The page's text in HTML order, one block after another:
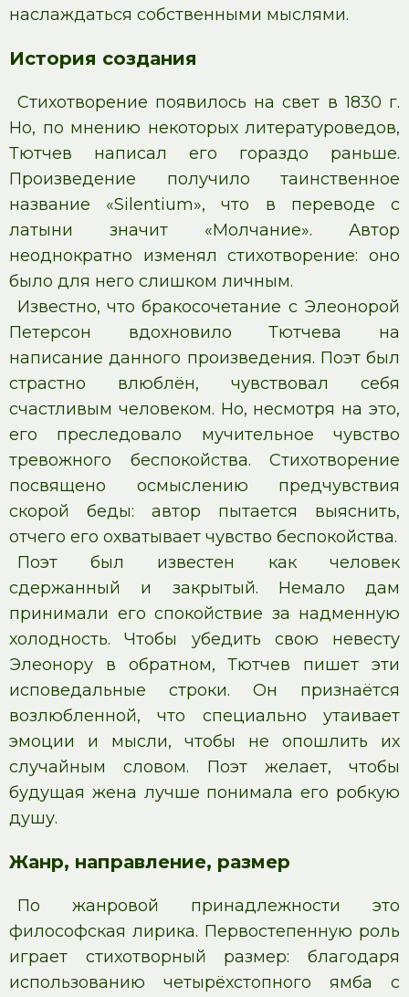
наслаждаться собственными мыслями.
История создания
Стихотворение появилось на свет в 1830 г.
Но, по мнению некоторых литературоведов,
Тютчев написал его гораздо раньше.
Произведение получило таинственное
название «Silentium», что в переводе с
латыни значит «Молчание». Автор
неоднократно изменял стихотворение: оно
было для него слишком личным.
Известно, что бракосочетание с Элеонорой
Петерсон вдохновило Тютчева на
написание данного произведения. Поэт был
страстно влюблён, чувствовал себя
счастливым человеком. Но, несмотря на это,
его преследовало мучительное чувство
тревожного беспокойства. Стихотворение
посвящено осмыслению предчувствия
скорой беды: автор пытается выяснить,
отчего его охватывает чувство беспокойства.
Поэт был известен как человек
сдержанный и закрытый. Немало дам
принимали его спокойствие за надменную
холодность. Чтобы убедить свою невесту
Элеонору в обратном, Тютчев пишет эти
исповедальные строки. Он признаётся
возлюбленной, что специально утаивает
эмоции и мысли, чтобы не опошлить их
случайным словом. Поэт желает, чтобы
будущая жена лучше понимала его робкую
душу.
Жанр, направление, размер
По жанровой принадлежности это
философская лирика. Первостепенную роль
играет стихотворный размер: благодаря
использованию четырёхстопного ямба с